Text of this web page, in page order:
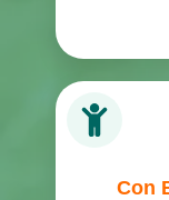
Con